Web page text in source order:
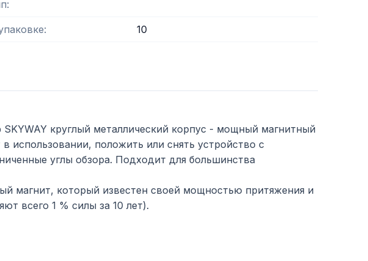
10
круглый металлический корпус - мощный магнитный
использовании, положить или снять устройство с
углы обзора. Подходит для большинства
магнит, который известен своей мощностью притяжения и
всего 1 % силы за 10 лет).